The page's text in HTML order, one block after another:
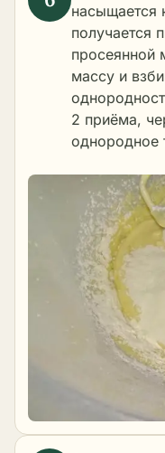
насыщается
получается
массу и
2 приёма,
однородное